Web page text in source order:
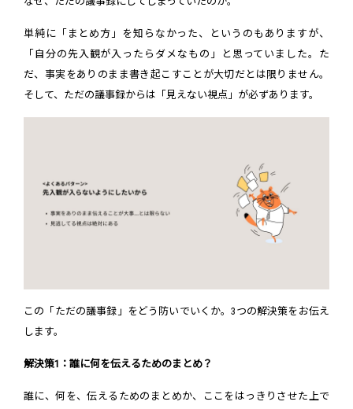
単純に「まとめ方」を知らなかった、というのもありますが、
「自分の先入観が入ったらダメなもの」と思っていました。た
だ、事実をありのまま書き起こすことが大切だとは限りません。
そして、ただの議事録からは「見えない視点」が必ずあります。
この「ただの議事録」をどう防いでいくか。3つの解決策をお伝え
します。
解決策1：誰に何を伝えるためのまとめ？
誰に、何を、伝えるためのまとめか、ここをはっきりさせた上で